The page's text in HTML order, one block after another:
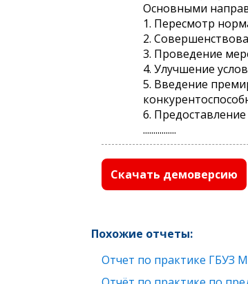
Основными
1. Пересмотр
2.
3. Проведение
4. Улучшение
5. Введение
6.
................
Скачать демоверсию
Похожие отчеты:
Отчет по практике ГБУЗ